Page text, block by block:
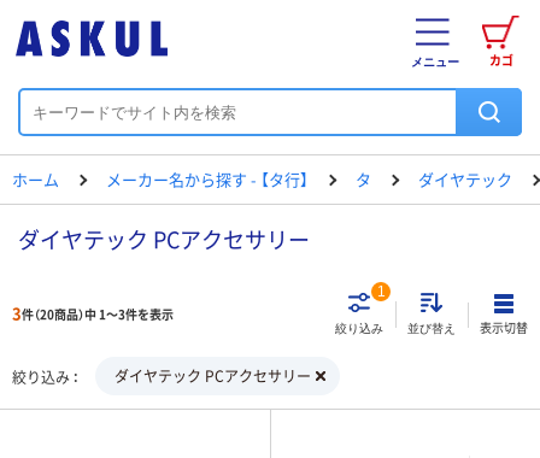
カゴ
メニュー
ホーム メーカー名から探す - 【タ行】 タ ダイヤテック
ダイヤテック PCアクセサリー
3件（20商品）中 1～3件を表示
絞り込み
1
並び替え 表示切替
絞り込み ダイヤテック PCアクセサリー